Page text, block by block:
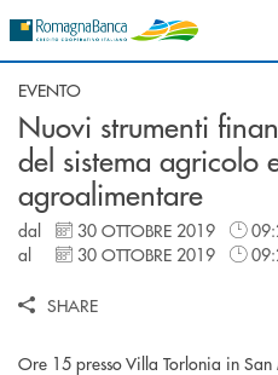
EVENTO
Nuovi strumenti
del sistema agricolo
agroalimentare
dal 30 OTTOBRE 2019
al
30 OTTOBRE 2019
SHARE
Ore 15 presso Villa Torlonia in San